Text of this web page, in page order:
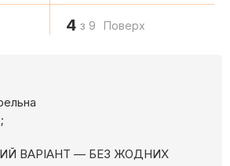
4 з 9 Поверх
ВАРІАНТ — БЕЗ ЖОДНИХ